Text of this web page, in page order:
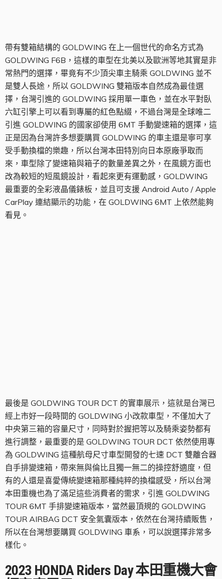
帶有雙箱結構的 GOLDWING 在上一個世代的命名方式為
GOLDWING F6B，這樣的車型在北美以及歐洲等地其實是非
常熱門的選擇，畢竟有不少頂尖車主騎乘 GOLDWING 並不
是雙人長途，所以 GOLDWING 雙箱版本自然成為最佳選
擇，台灣引進的 GOLDWING 採用單一車色，並在水平對臥
六缸引擎上可以看到專屬的紅色點綴，不過台灣是全球唯二
引進 GOLDWING 的國家卻使用 6MT 手動變速箱的選擇，這
正是因為台灣許多想要購買 GOLDWING 的車主還是寧可享
受手動換檔的樂趣，所以台灣本田特別向日本原廠爭取而
來，車型除了變速箱與箱子的數量差異之外，在風鏡方面也
改為較短的短風鏡設計，看起來更有運動感，GOLDWING
最重要的全彩液晶儀錶板，並且可支援 Android Auto / Apple
CarPlay 連結顯示的功能，在 GOLDWING 6MT 上依然能夠
看見。
最後是 GOLDWING TOUR DCT 的實車展示，這就是台灣已
經上市好一段時間的 GOLDWING 小改款車型，不僅加大了
中央第三箱的容量尺寸，同時對於握把等以及騎乘姿勢都有
進行調整，最重要的是 GOLDWING TOUR DCT 依然使用專
為 GOLDWING 這種航母尺寸車型開發的七速 DCT 雙離合器
自手排變速箱，帶來無與倫比且獨一無二的操控舒適度，但
有的人還是喜愛傳統變速箱那種純粹的換檔感受，所以台灣
本田重機也為了滿足這些消費者的需求，引進 GOLDWING
TOUR 6MT 手排變速箱版本，當然最頂規的 GOLDWING
TOUR AIRBAG DCT 安全氣囊版本，依然在台灣持續販售，
所以在台灣想要購買 GOLDWING 車系，可以說選擇非常多
樣化。
2023 HONDA Riders Day 本田重機大會